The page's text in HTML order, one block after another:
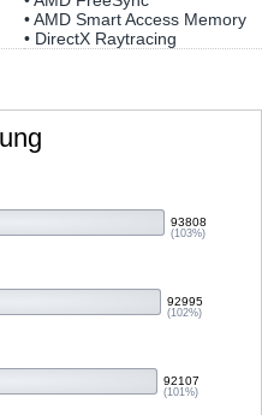
• AMD Smart Access Memory
• DirectX Raytracing
93808
(103%)
92995
(102%)
92107
(101%)